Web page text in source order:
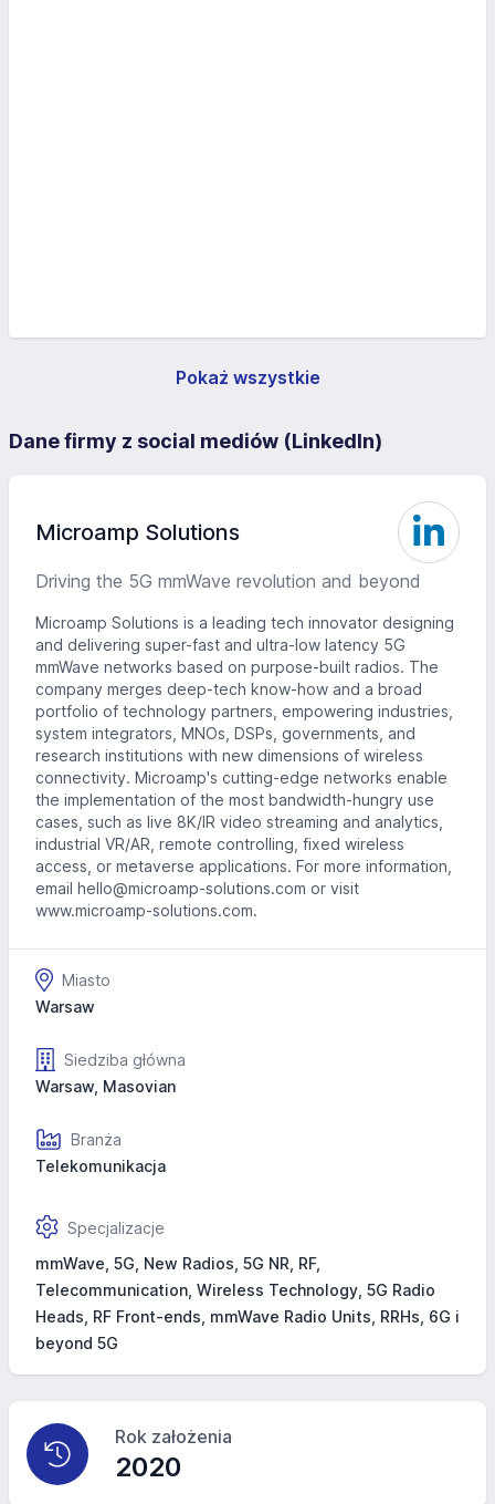
Pokaż wszystkie
Dane firmy z social mediów (LinkedIn)
Microamp Solutions
Driving the 5G mmWave revolution and beyond
Microamp Solutions is a leading tech innovator designing
and delivering super-fast and ultra-low latency 5G
mmWave networks based on purpose-built radios. The
company merges deep-tech know-how and a broad
portfolio of technology partners, empowering industries,
system integrators, MNOs, DSPs, governments, and
research institutions with new dimensions of wireless
connectivity. Microamp's cutting-edge networks enable
the implementation of the most bandwidth-hungry use
cases, such as live 8K/IR video streaming and analytics,
industrial VR/AR, remote controlling, fixed wireless
access, or metaverse applications. For more information,
email hello@microamp-solutions.com or visit
www.microamp-solutions.com.
Miasto
Warsaw
Siedziba główna
Warsaw, Masovian
Branża
Telekomunikacja
Specjalizacje
mmWave, 5G, New Radios, 5G NR, RF,
Telecommunication, Wireless Technology, 5G Radio
Heads, RF Front-ends, mmWave Radio Units, RRHs, 6G i
beyond 5G
Rok założenia
2020